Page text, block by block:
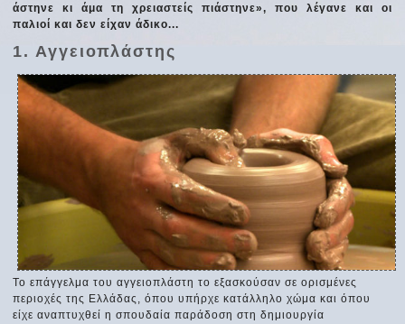
άστηνε κι άμα τη χρειαστείς πιάστηνε», που λέγανε και οι
παλιοί και δεν είχαν άδικο...
1. Αγγειοπλάστης
Το επάγγελμα του αγγειοπλάστη το εξασκούσαν σε ορισμένες
περιοχές της Ελλάδας, όπου υπήρχε κατάλληλο χώμα και όπου
είχε αναπτυχθεί η σπουδαία παράδοση στη δημιουργία